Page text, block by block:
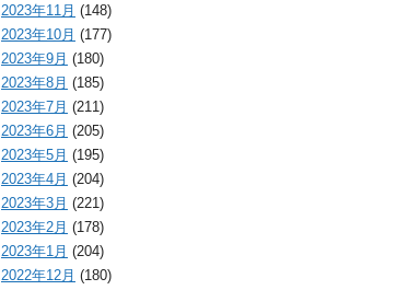
2023年11月 (148)
2023年10月 (177)
2023年9月 (180)
2023年8月 (185)
2023年7月 (211)
2023年6月 (205)
2023年5月 (195)
2023年4月 (204)
2023年3月 (221)
2023年2月 (178)
2023年1月 (204)
2022年12月 (180)